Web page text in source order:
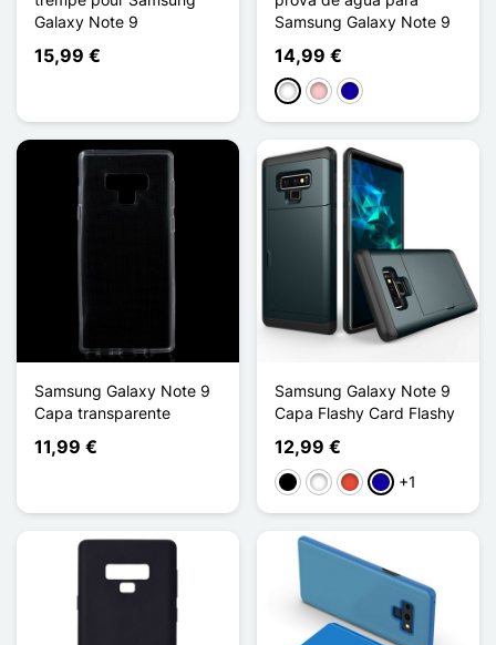
Galaxy Note 9
15,99 €
Samsung Galaxy Note 9
14,99 €
BrancoRosaAzul Escuro
Samsung Galaxy Note 9
Capa transparente
11,99 €
Samsung Galaxy Note 9
Capa Flashy Card Flashy
12,99 €
PretoBrancoVermelho
Azul Escuro
+1